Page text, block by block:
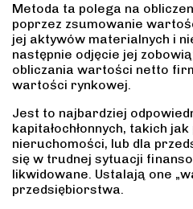
Metoda ta polega na
poprzez zsumowanie
jej aktywów materialnych i
następnie odjęcie jej
obliczania wartości netto
wartości rynkowej.
Jest to najbardziej
kapitałochłonnych, takich
nieruchomości, lub dla
się w trudnej sytuacji
likwidowane. Ustalają one
przedsiębiorstwa.